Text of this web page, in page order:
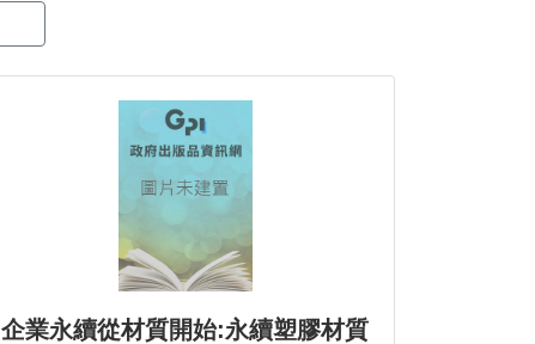
企業永續從材質開始:永續塑膠材質